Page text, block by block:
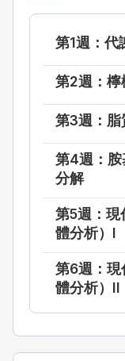
第1週：代
第2週：檸
第3週：脂
第4週：胺
分解
第5週：現
體分析）I
第6週：現
體分析）II